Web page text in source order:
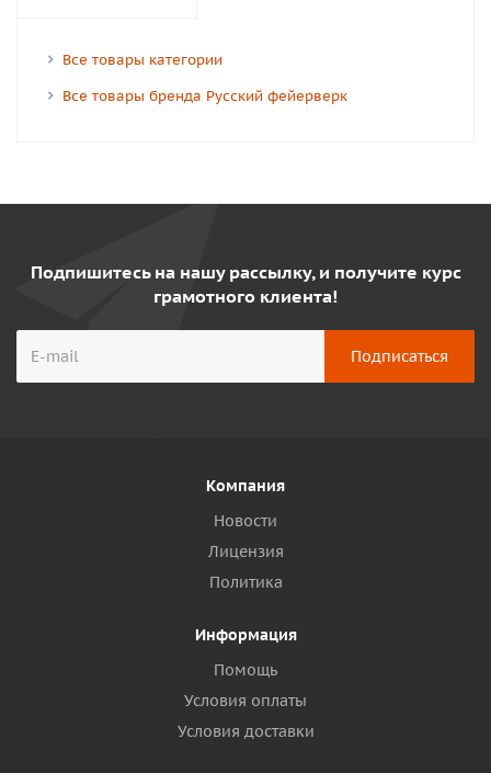
Все товары категории
Все товары бренда Русский фейерверк
Подпишитесь на нашу рассылку, и получите курс
грамотного клиента!
Компания
Новости
Лицензия
Политика
Информация
Помощь
Условия оплаты
Условия доставки